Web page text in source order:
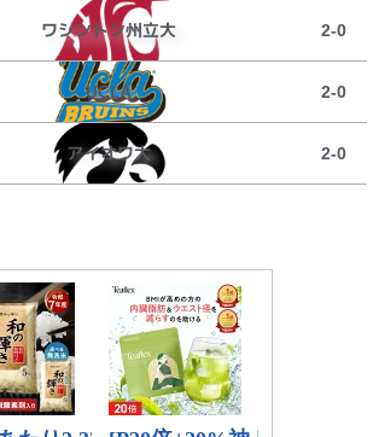
ワシントン州立大 2-0
UCLA 2-0
アイオワ大 2-0